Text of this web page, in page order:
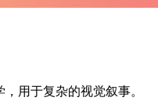
用于复杂的视觉叙事。